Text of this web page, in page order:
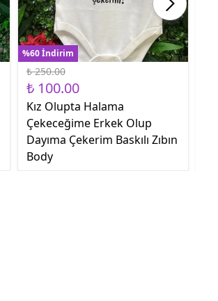
%60 İndirim
₺ 250.00
₺ 100.00
Kız Olupta Halama
Çekeceğime Erkek Olup
Dayıma Çekerim Baskılı Zıbın
Body